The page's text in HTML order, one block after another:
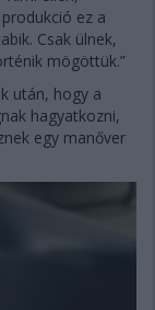
ez a
Csak ülnek,
mögöttük.”
után, hogy a
hagyatkozni,
egy manőver